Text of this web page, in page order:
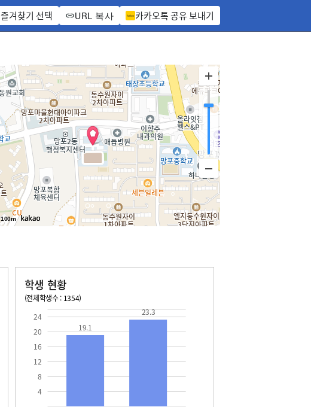
즐겨찾기 선택 URL 복사 카카오톡 공유 보내기
100m
2026. 08. 14 금 ~ 2026. 08. 20 목
08. 17 월 - 대체공휴일
학생 현황
(전체학생수 : 1354)
4
8
12
16
20
24
19.1
23.3